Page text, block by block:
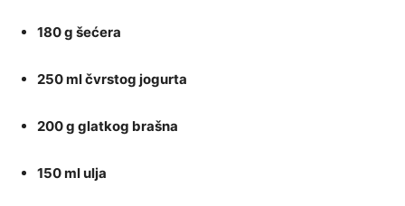
180 g šećera
250 ml čvrstog jogurta
200 g glatkog brašna
150 ml ulja